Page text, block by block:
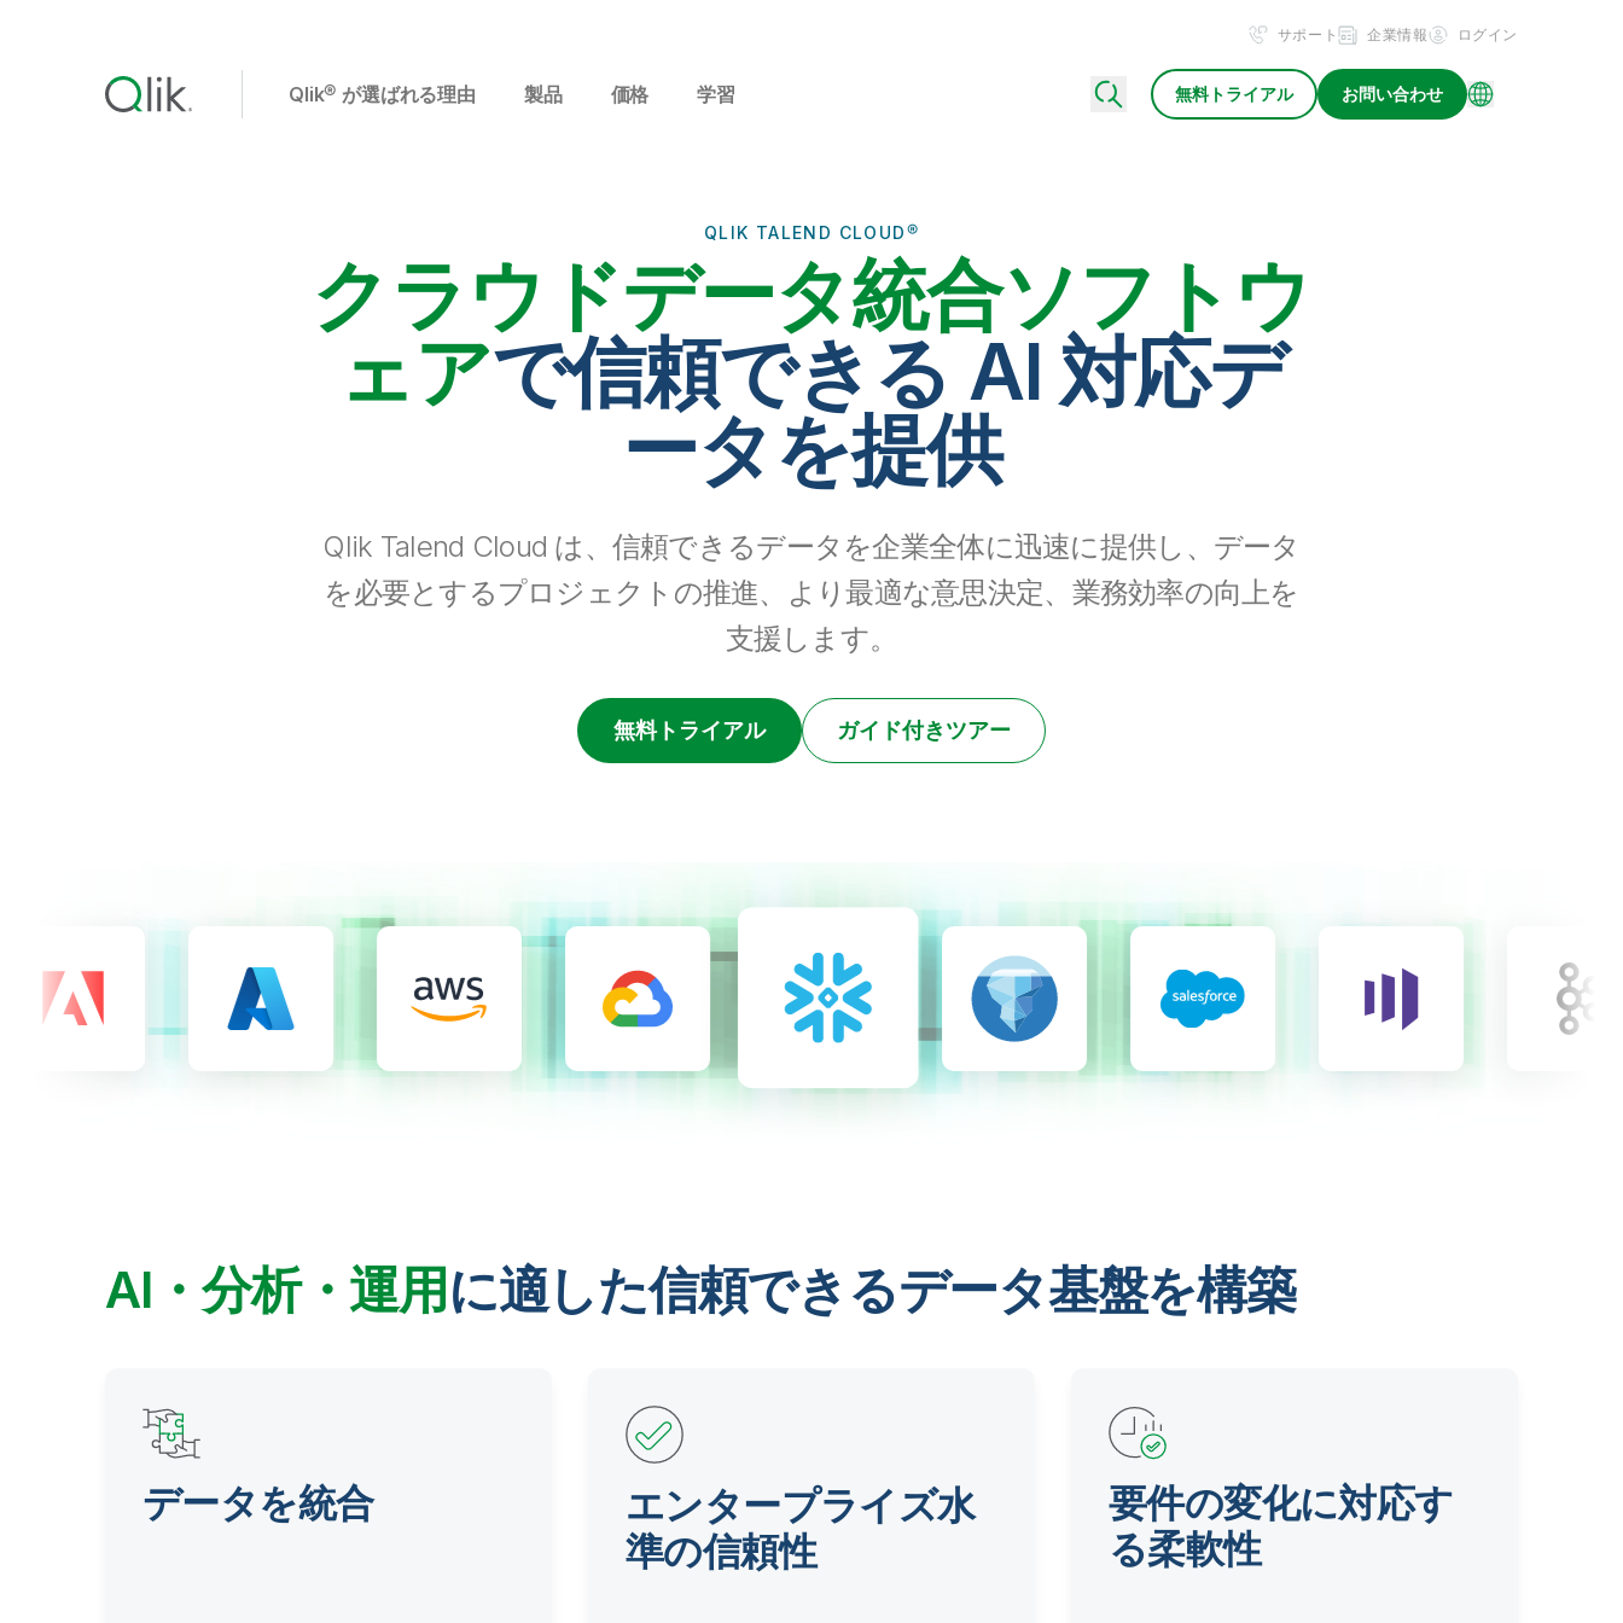
サポート 企業情報 ログイン
Qlik® が選ばれる理由 製品 価格 学習 無料トライアル お問い合わせ
QLIK TALEND CLOUD®
クラウドデータ統合ソフトウ
ェアで信頼できる AI 対応デ
ータを提供
Qlik Talend Cloud は、信頼できるデータを企業全体に迅速に提供し、データ
を必要とするプロジェクトの推進、より最適な意思決定、業務効率の向上を
支援します。
無料トライアル ガイド付きツアー
AI・分析・運用に適した信頼できるデータ基盤を構築
データを統合
エンタープライズ水
準の信頼性
要件の変化に対応す
る柔軟性